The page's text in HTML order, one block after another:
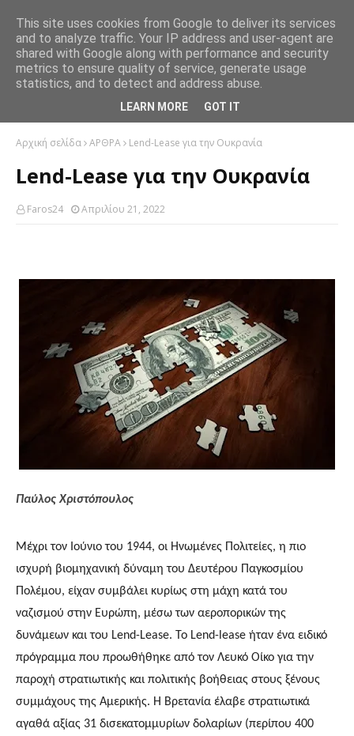
Αρχική σελίδα ΑΡΘΡΑ Lend-Lease για την Ουκρανία
Lend-Lease για την Ουκρανία
Faros24 Απριλίου 21, 2022
Παύλος Χριστόπουλος
Μέχρι τον Ιούνιο του 1944, οι Ηνωμένες Πολιτείες, η πιο
ισχυρή βιομηχανική δύναμη του Δευτέρου Παγκοσμίου
Πολέμου, είχαν συμβάλει κυρίως στη μάχη κατά του
ναζισμού στην Ευρώπη, μέσω των αεροπορικών της
δυνάμεων και του Lend-Lease. Το Lend-lease ήταν ένα ειδικό
πρόγραμμα που προωθήθηκε από τον Λευκό Οίκο για την
παροχή στρατιωτικής και πολιτικής βοήθειας στους ξένους
συμμάχους της Αμερικής. Η Βρετανία έλαβε στρατιωτικά
αγαθά αξίας 31 δισεκατομμυρίων δολαρίων (περίπου 400
This site uses cookies from Google to deliver its services
and to analyze traffic. Your IP address and user-agent are
shared with Google along with performance and security
metrics to ensure quality of service, generate usage
statistics, and to detect and address abuse.
LEARN MORE GOT IT